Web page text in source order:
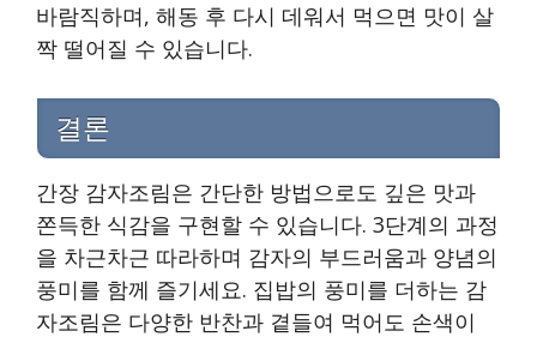
바람직하며, 해동 후 다시 데워서 먹으면 맛이 살
짝 떨어질 수 있습니다.
결론
간장 감자조림은 간단한 방법으로도 깊은 맛과
쫀득한 식감을 구현할 수 있습니다. 3단계의 과정
을 차근차근 따라하며 감자의 부드러움과 양념의
풍미를 함께 즐기세요. 집밥의 풍미를 더하는 감
자조림은 다양한 반찬과 곁들여 먹어도 손색이